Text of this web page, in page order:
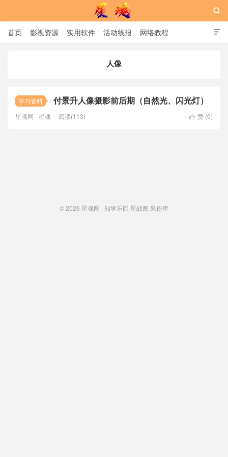

首页 影视资源 实用软件 活动线报 网络教程

人像
学习资料 付景升人像摄影前后期（自然光、闪光灯）
 赞 (0)
星魂网 - 星魂 阅读(113)
© 2026 星魂网 知学乐园 星战阁 果粉库